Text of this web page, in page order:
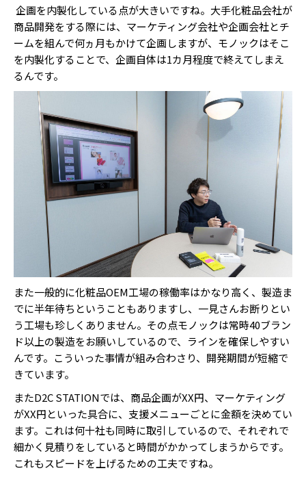
企画を内製化している点が大きいですね。大手化粧品会社が
商品開発をする際には、マーケティング会社や企画会社とチ
ームを組んで何ヵ月もかけて企画しますが、モノックはそこ
を内製化することで、企画自体は1カ月程度で終えてしまえ
るんです。
また一般的に化粧品OEM工場の稼働率はかなり高く、製造ま
でに半年待ちということもありますし、一見さんお断りとい
う工場も珍しくありません。その点モノックは常時40ブラン
ド以上の製造をお願いしているので、ラインを確保しやすい
んです。こういった事情が組み合わさり、開発期間が短縮で
きています。
またD2C STATIONでは、商品企画がXX円、マーケティング
がXX円といった具合に、支援メニューごとに金額を決めてい
ます。これは何十社も同時に取引しているので、それぞれで
細かく見積りをしていると時間がかかってしまうからです。
これもスピードを上げるための工夫ですね。